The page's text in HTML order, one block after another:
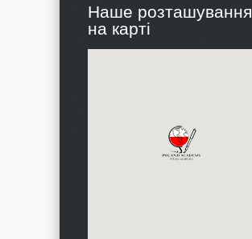
Наше розташування
на карті